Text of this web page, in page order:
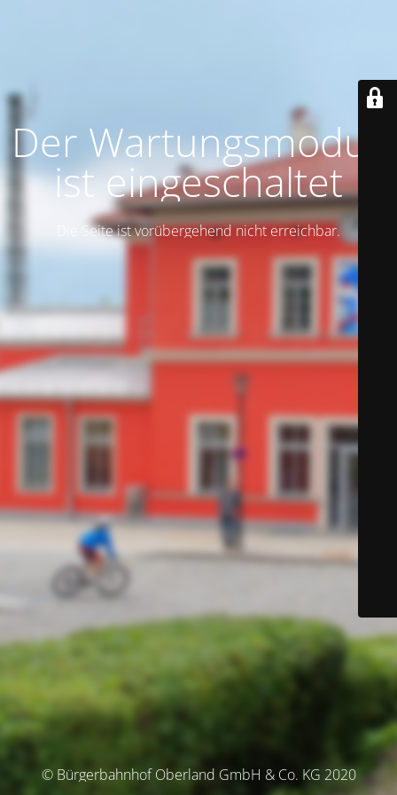
Der Wartungsmodus
ist eingeschaltet
Die Seite ist vorübergehend nicht erreichbar.
© Bürgerbahnhof Oberland GmbH & Co. KG 2020